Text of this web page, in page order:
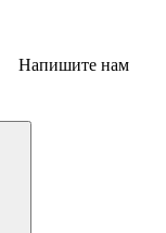
Напишите нам